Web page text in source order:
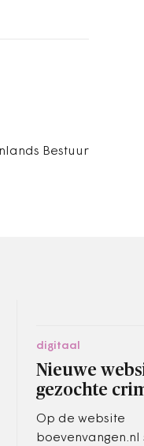
Bestuur
digitaal
Nieuwe
gezochte
Op de website